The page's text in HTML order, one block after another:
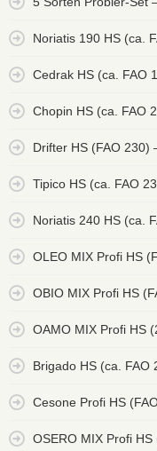
Noriatis 190 HS (ca.
Cedrak HS (ca. FAO
Chopin HS (ca. FAO
Drifter HS (FAO 230)
Tipico HS (ca. FAO
Noriatis 240 HS (ca.
OLEO MIX Profi HS
OBIO MIX Profi HS
OAMO MIX Profi HS
Brigado HS (ca. FAO
Cesone Profi HS
OSERO MIX Profi HS